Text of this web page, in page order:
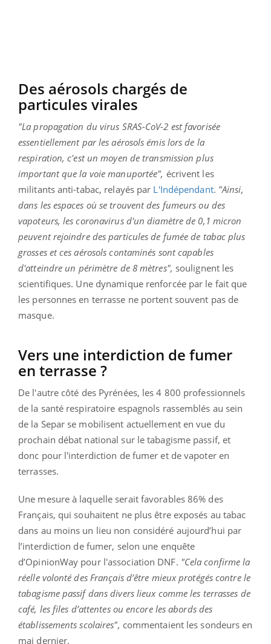
Des aérosols chargés de
particules virales
"La propagation du virus SRAS-CoV-2 est favorisée
essentiellement par les aérosols émis lors de la
respiration, c'est un moyen de transmission plus
important que la voie manuportée", écrivent les
militants anti-tabac, relayés par L'Indépendant. "Ainsi,
dans les espaces où se trouvent des fumeurs ou des
vapoteurs, les coronavirus d'un diamètre de 0,1 micron
peuvent rejoindre des particules de fumée de tabac plus
grosses et ces aérosols contaminés sont capables
d'atteindre un périmètre de 8 mètres", soulignent les
scientifiques. Une dynamique renforcée par le fait que
les personnes en terrasse ne portent souvent pas de
masque.
Vers une interdiction de fumer
en terrasse ?
De l'autre côté des Pyrénées, les 4 800 professionnels
de la santé respiratoire espagnols rassemblés au sein
de la Separ se mobilisent actuellement en vue du
prochain débat national sur le tabagisme passif, et
donc pour l'interdiction de fumer et de vapoter en
terrasses.
Une mesure à laquelle serait favorables 86% des
Français, qui souhaitent ne plus être exposés au tabac
dans au moins un lieu non considéré aujourd’hui par
l’interdiction de fumer, selon une enquête
d’OpinionWay pour l'association DNF. "Cela confirme la
réelle volonté des Français d’être mieux protégés contre le
tabagisme passif dans divers lieux comme les terrasses de
café, les files d’attentes ou encore les abords des
établissements scolaires", commentaient les sondeurs en
mai dernier.